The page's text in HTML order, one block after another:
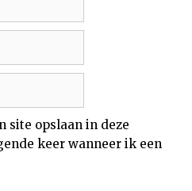
site opslaan in deze
keer wanneer ik een